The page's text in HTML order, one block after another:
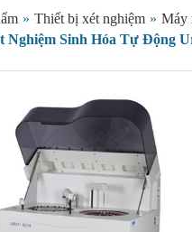
» Thiết bị xét nghiệm » Máy
Nghiệm Sinh Hóa Tự Động